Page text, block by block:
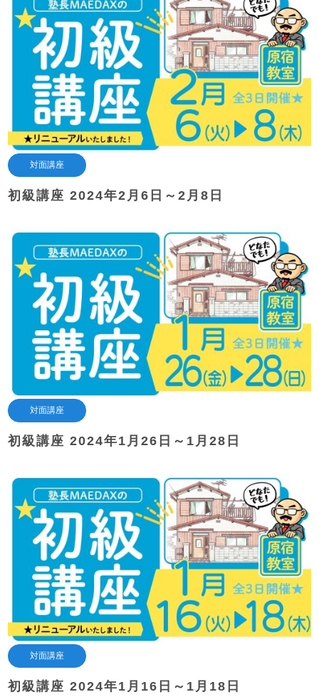
対面講座
初級講座 2024年2月6日～2月8日
対面講座
初級講座 2024年1月26日～1月28日
対面講座
初級講座 2024年1月16日～1月18日